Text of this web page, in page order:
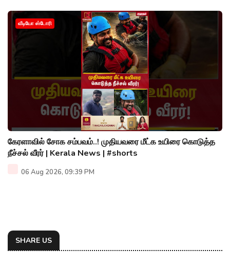
வீடியோ ஸ்டோரி
கேரளாவில் சோக சம்பவம்..! முதியவரை மீட்க உயிரை கொடுத்த
நீச்சல் வீரர் | Kerala News | #shorts
06 Aug 2026, 09:39 PM
SHARE US